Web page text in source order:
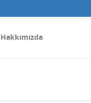
Hakkımızda